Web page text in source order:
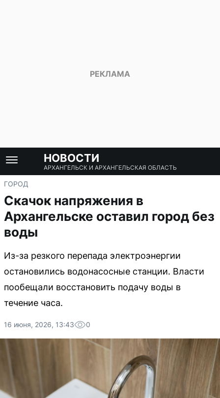
НОВОСТИ
АРХАНГЕЛЬСК И АРХАНГЕЛЬСКАЯ ОБЛАСТЬ
ГОРОД
Скачок напряжения в
Архангельске оставил город без
воды
Из-за резкого перепада электроэнергии
остановились водонасосные станции. Власти
пообещали восстановить подачу воды в
течение часа.
16 июня, 2026, 13:43 0